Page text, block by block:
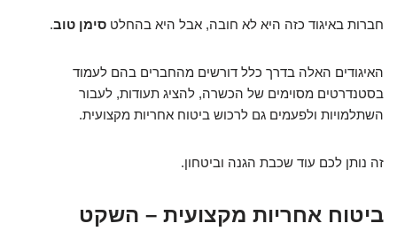
חברות באיגוד כזה היא לא חובה, אבל היא בהחלט סימן טוב.
האיגודים האלה בדרך כלל דורשים מהחברים בהם לעמוד
בסטנדרטים מסוימים של הכשרה, להציג תעודות, לעבור
השתלמויות ולפעמים גם לרכוש ביטוח אחריות מקצועית.
זה נותן לכם עוד שכבת הגנה וביטחון.
ביטוח אחריות מקצועית – השקט